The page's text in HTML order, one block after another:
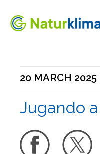
Go to the content
20 MARCH 2025
Jugando